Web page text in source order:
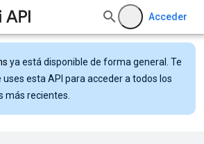
Acceder
ya está disponible de forma general. Te
esta API para acceder a todos los
más recientes.